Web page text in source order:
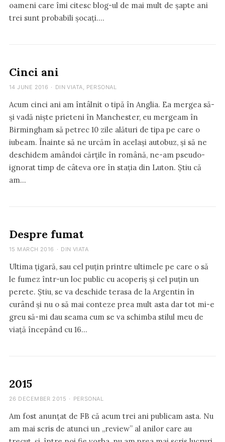
oameni care îmi citesc blog-ul de mai mult de șapte ani
trei sunt probabili șocați.…
Cinci ani
14 JUNE 2016 · DIN VIATA, PERSONAL
Acum cinci ani am întâlnit o tipă în Anglia. Ea mergea să-
și vadă niște prieteni în Manchester, eu mergeam în
Birmingham să petrec 10 zile alături de tipa pe care o
iubeam. Înainte să ne urcăm în același autobuz, și să ne
deschidem amândoi cărțile în română, ne-am pseudo-
ignorat timp de câteva ore în stația din Luton. Știu că
am…
Despre fumat
15 MARCH 2016 · DIN VIATA
Ultima țigară, sau cel puțin printre ultimele pe care o să
le fumez într-un loc public cu acoperiș și cel puțin un
perete. Știu, se va deschide terasa de la Argentin în
curând și nu o să mai conteze prea mult asta dar tot mi-e
greu să-mi dau seama cum se va schimba stilul meu de
viață începând cu 16…
2015
26 DECEMBER 2015 · PERSONAL
Am fost anunțat de FB că acum trei ani publicam asta. Nu
am mai scris de atunci un „review” al anilor care au